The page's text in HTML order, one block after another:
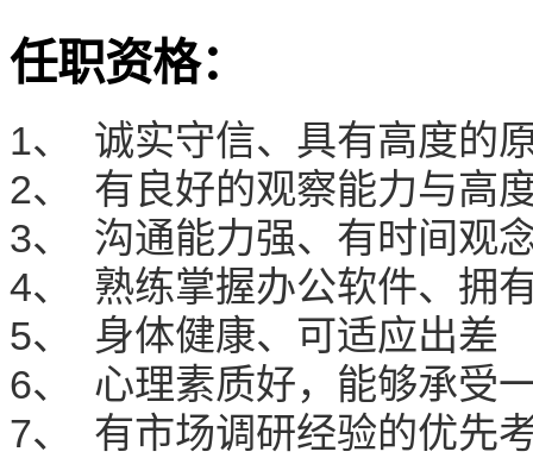
任职资格：
1、 诚实守信、具有高度的
2、 有良好的观察能力与高
3、 沟通能力强、有时间观
4、 熟练掌握办公软件、拥
5、 身体健康、可适应出差
6、 心理素质好，能够承受
7、 有市场调研经验的优先